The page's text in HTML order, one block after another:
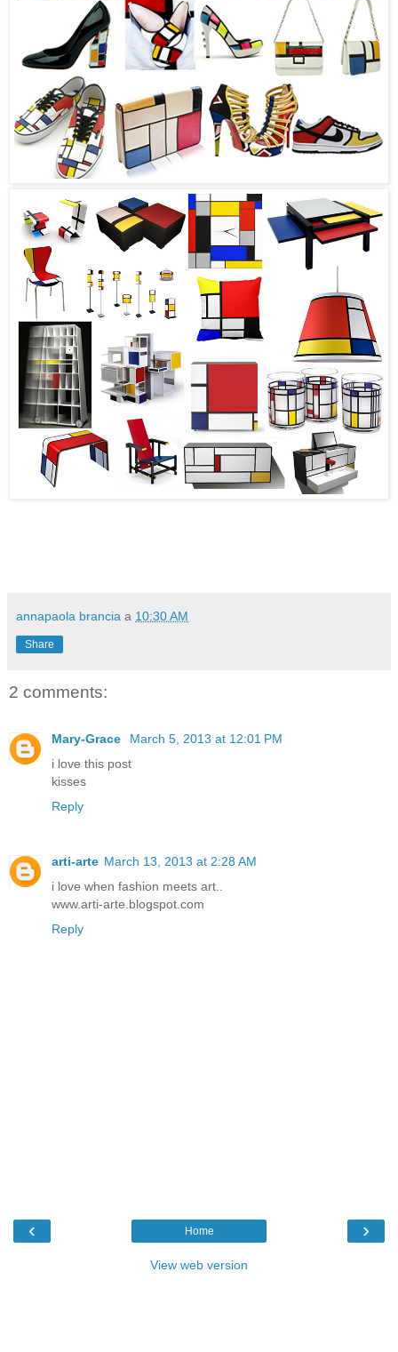
annapaola brancia a 10:30 AM
Share
2 comments:
Mary-Grace
March 5, 2013 at 12:01 PM
i love this post
kisses
Reply
arti-arte March 13, 2013 at 2:28 AM
i love when fashion meets art..
www.arti-arte.blogspot.com
Reply
‹ ›
Home
View web version